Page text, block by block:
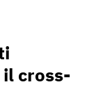
cross-